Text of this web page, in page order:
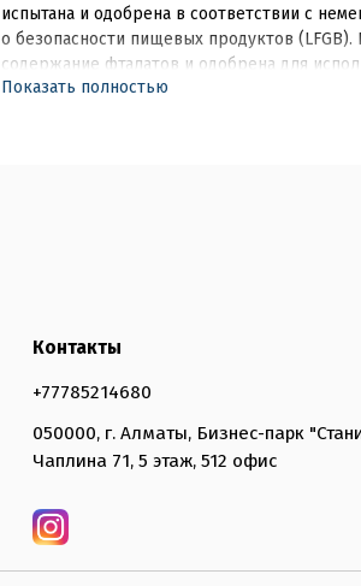
испытана и одобрена в соответствии с
о безопасности пищевых продуктов
содержание фталатов и одобрена для
с правилами REACH. Идеально подходит
Показать полностью
Контакты
+77785214680
050000, г. Алматы, Бизнес-парк
Чаплина 71, 5 этаж, 512 офис